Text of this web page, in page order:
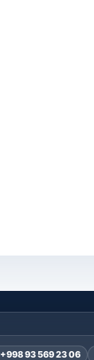
+998 93 569 23 06